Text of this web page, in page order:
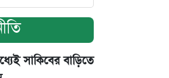
সাকিবের বাড়িতে